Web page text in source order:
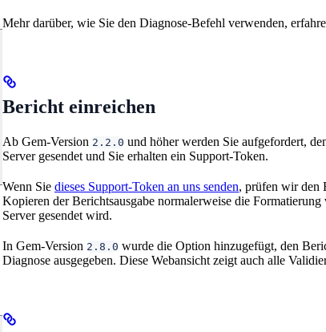
Mehr darüber, wie Sie den Diagnose-Befehl verwenden,
Bericht einreichen
Ab Gem-Version 2.2.0 und höher werden Sie aufgefordert,
Server gesendet und Sie erhalten ein Support-Token.
Wenn Sie dieses Support-Token an uns senden, prüfen wir den
Kopieren der Berichtsausgabe normalerweise die
Server gesendet wird.
In Gem-Version 2.8.0 wurde die Option hinzugefügt, den
Diagnose ausgegeben. Diese Webansicht zeigt auch alle